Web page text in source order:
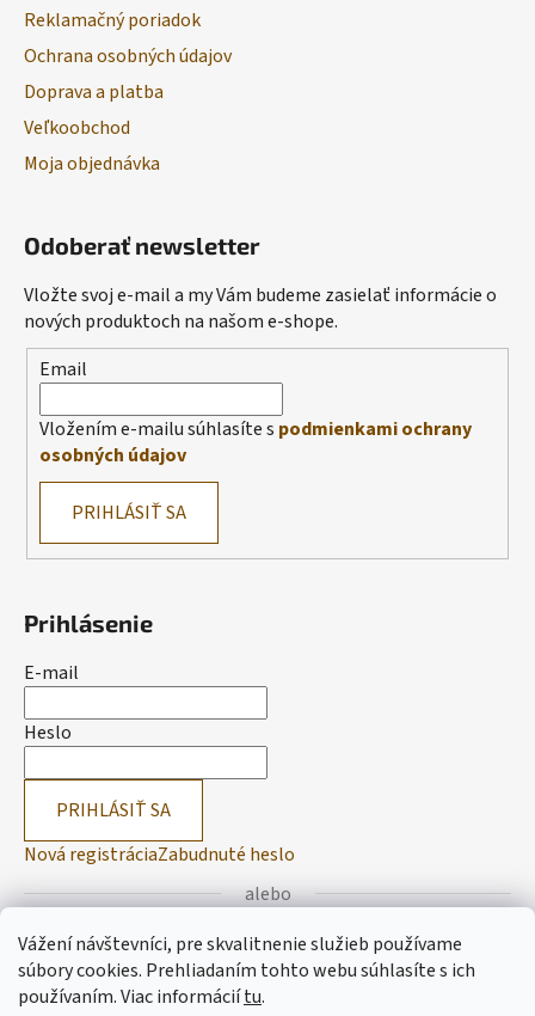
Vážení návštevníci, pre skvalitnenie služieb používame
súbory cookies. Prehliadaním tohto webu súhlasíte s ich
používaním.Viac informáciítu.
Reklamačný poriadok
Ochrana osobných údajov
Doprava a platba
Veľkoobchod
Moja objednávka
Odoberať newsletter
Vložte svoj e-mail a my Vám budeme zasielať informácie o
nových produktoch na našom e-shope.
Email
Vložením e-mailu súhlasíte s podmienkami ochrany
osobných údajov
PRIHLÁSIŤ SA
Prihlásenie
E-mail
Heslo
PRIHLÁSIŤ SA
Nová registráciaZabudnuté heslo
alebo
Prihlásiť sa cez Facebook
Prihlásiť sa cez Google